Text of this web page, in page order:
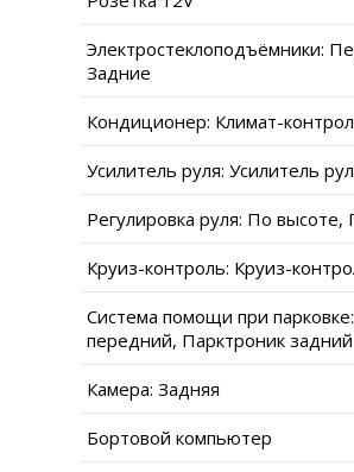
Электростеклоподъёмники:
Задние
Кондиционер: Климат-
Усилитель руля: Усилитель
Регулировка руля: По высоте,
Круиз-контроль: Круиз-
Система помощи при
передний, Парктроник задний
Камера: Задняя
Бортовой компьютер